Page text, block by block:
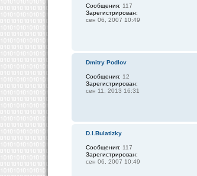
Сообщения: 117
Зарегистрирован:
сен 06, 2007 10:49
Dmitry Podlov
Сообщения: 12
Зарегистрирован:
сен 11, 2013 16:31
D.I.Bulatizky
Сообщения: 117
Зарегистрирован:
сен 06, 2007 10:49